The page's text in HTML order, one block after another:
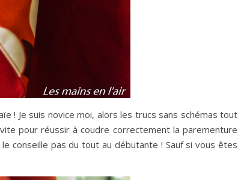
! Je suis novice moi, alors les trucs sans schémas tout
pour réussir à coudre correctement la parementure
conseille pas du tout au débutante ! Sauf si vous êtes